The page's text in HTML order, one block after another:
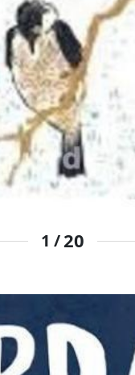
1 /20